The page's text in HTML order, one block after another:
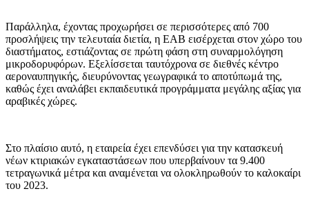
Παράλληλα, έχοντας προχωρήσει σε περισσότερες από 700
προσλήψεις την τελευταία διετία, η ΕΑΒ εισέρχεται στον χώρο του
διαστήματος, εστιάζοντας σε πρώτη φάση στη συναρμολόγηση
μικροδορυφόρων. Εξελίσσεται ταυτόχρονα σε διεθνές κέντρο
αεροναυπηγικής, διευρύνοντας γεωγραφικά το αποτύπωμά της,
καθώς έχει αναλάβει εκπαιδευτικά προγράμματα μεγάλης αξίας για
αραβικές χώρες.
Στο πλαίσιο αυτό, η εταιρεία έχει επενδύσει για την κατασκευή
νέων κτιριακών εγκαταστάσεων που υπερβαίνουν τα 9.400
τετραγωνικά μέτρα και αναμένεται να ολοκληρωθούν το καλοκαίρι
του 2023.